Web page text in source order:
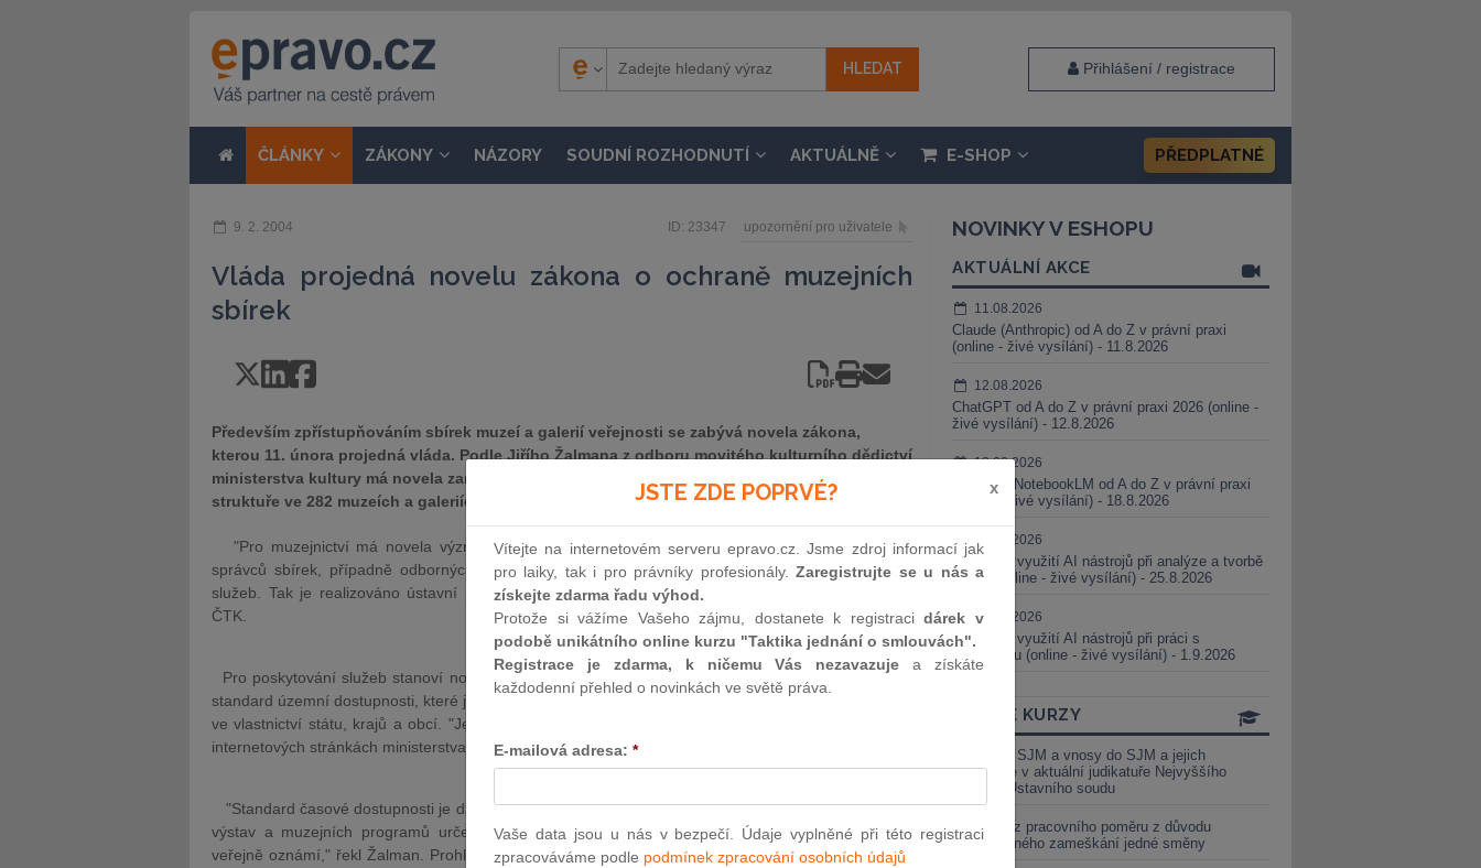
Přihlášení / registrace
ČLÁNKY ZÁKONY NÁZORY SOUDNÍ ROZHODNUTÍ AKTUÁLNĚ E-SHOP PŘEDPLATNÉ
9. 2. 2004 ID: 23347 upozornění pro uživatele
Vláda projedná novelu zákona o ochraně muzejních
sbírek
Především zpřístupňováním sbírek muzeí a galerií veřejnosti se zabývá novela zákona,
kterou 11. února projedná vláda. Podle Jiřího Žalmana z odboru movitého kulturního dědictví
ministerstva kultury má novela zaručit, že se veřejnost s těmito službami setká v určité
struktuře ve 282 muzeích a galeriích, prakticky ve všech větších městech a v řadě obcí.
"Pro muzejnictví má novela význam v tom, že upravuje postavení muzeí a galerií nejen jako
správců sbírek, případně odborných (vědeckých) institucí, ale také jako poskytovatelů veřejných
služeb. Tak je realizováno ústavní právo občanů na přístup ke kulturnímu dědictví," řekl Žalman
ČTK.
Pro poskytování služeb stanoví novela zákona čtyři základní standardy. Prvním je podle Žalmana
standard územní dostupnosti, které je dán stanovením sítě muzeí a galerií, spravujících sbírky
ve vlastnictví státu, krajů a obcí. "Jejich seznam je zveřejněn v rámci centrální evidence sbírek na
internetových stránkách ministerstva kultury," uvedl Žalman.
"Standard časové dostupnosti je dán povinností zpřístupňovat sbírky či jejich části formou expozic,
výstav a muzejních programů určených veřejnosti, a to ve stanovenou návštěvní dobu, kterou
veřejně oznámí," řekl Žalman. Prohlídky musejí být umožněny i specifickým skupinám návštěvníků,
NOVINKY V ESHOPU
AKTUÁLNÍ AKCE
11.08.2026
Claude (Anthropic) od A do Z v právní praxi
(online - živé vysílání) - 11.8.2026
12.08.2026
ChatGPT od A do Z v právní praxi 2026 (online -
živé vysílání) - 12.8.2026
18.08.2026
Gemini a NotebookLM od A do Z v právní praxi
(online - živé vysílání) - 18.8.2026
25.08.2026
Praktické využití AI nástrojů při analýze a tvorbě
smluv (online - živé vysílání) - 25.8.2026
01.09.2026
Praktické využití AI nástrojů při práci s
judikaturou (online - živé vysílání) - 1.9.2026
ONLINE KURZY
Vnosy ze SJM a vnosy do SJM a jejich
valorizace v aktuální judikatuře Nejvyššího
soudu a Ústavního soudu
Výpověď z pracovního poměru z důvodu
neomluveného zameškání jedné směny
JSTE ZDE POPRVÉ? x
Vítejte na internetovém serveru epravo.cz. Jsme zdroj informací jak
pro laiky, tak i pro právníky profesionály.Zaregistrujte se u nás a
získejte zdarma řadu výhod.
Protože si vážíme Vašeho zájmu, dostanete k registracidárek v
podobě unikátního online kurzu "Taktika jednání o smlouvách".
Registrace je zdarma, k ničemu Vás nezavazuje a získáte
každodenní přehled o novinkách ve světě práva.
E-mailová adresa: *
Vaše data jsou u nás v bezpečí. Údaje vyplněné při této registraci
zpracováváme podle podmínek zpracování osobních údajů